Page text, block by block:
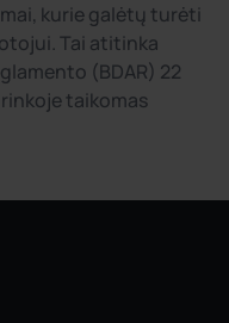
kurie galėtų turėti
Tai atitinka
(BDAR) 22
taikomas